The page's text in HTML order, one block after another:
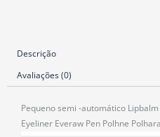
Descrição
Avaliações (0)
Pequeno semi -automático
Eyeliner Everaw Pen Polhne